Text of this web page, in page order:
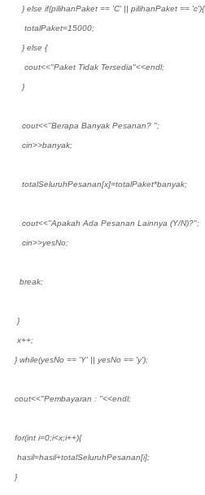
} else if(pilihanPaket == 'C' || pilihanPaket == 'c'){
totalPaket=15000;
} else {
cout<<"Paket Tidak Tersedia"<<endl;
}
cout<<"Berapa Banyak Pesanan? ";
cin>>banyak;
totalSeluruhPesanan[x]=totalPaket*banyak;
cout<<"Apakah Ada Pesanan Lainnya (Y/N)?";
cin>>yesNo;
break;
}
x++;
} while(yesNo == 'Y' || yesNo == 'y');
cout<<"Pembayaran : "<<endl;
for(int i=0;i<x;i++){
hasil=hasil+totalSeluruhPesanan[i];
}